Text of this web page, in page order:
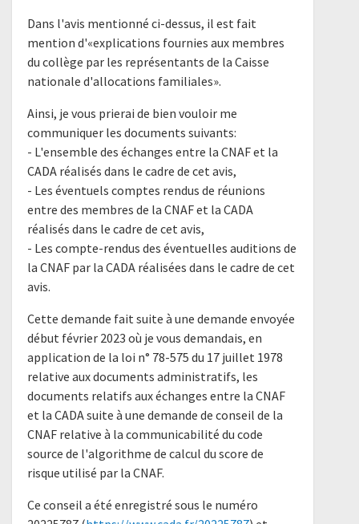
Dans l'avis mentionné ci-dessus, il est fait
mention d'«explications fournies aux membres
du collège par les représentants de la Caisse
nationale d'allocations familiales».
Ainsi, je vous prierai de bien vouloir me
communiquer les documents suivants:
- L'ensemble des échanges entre la CNAF et la
CADA réalisés dans le cadre de cet avis,
- Les éventuels comptes rendus de réunions
entre des membres de la CNAF et la CADA
réalisés dans le cadre de cet avis,
- Les compte-rendus des éventuelles auditions de
la CNAF par la CADA réalisées dans le cadre de cet
avis.
Cette demande fait suite à une demande envoyée
début février 2023 où je vous demandais, en
application de la loi n° 78-575 du 17 juillet 1978
relative aux documents administratifs, les
documents relatifs aux échanges entre la CNAF
et la CADA suite à une demande de conseil de la
CNAF relative à la communicabilité du code
source de l'algorithme de calcul du score de
risque utilisé par la CNAF.
Ce conseil a été enregistré sous le numéro